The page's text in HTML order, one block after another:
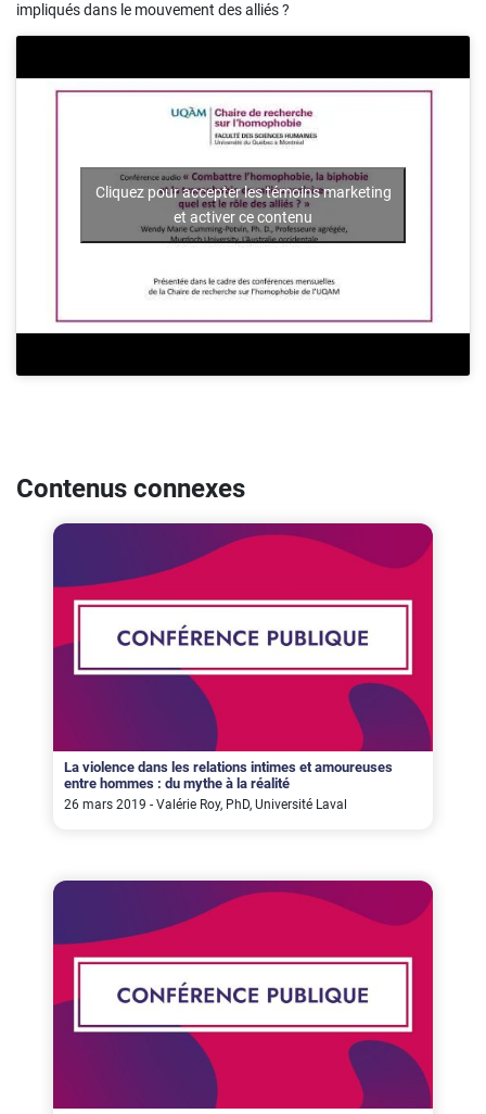
impliqués dans le mouvement des alliés ?
Cliquez pour accepter les témoins marketing
et activer ce contenu
Contenus connexes
La violence dans les relations intimes et amoureuses
entre hommes : du mythe à la réalité
26 mars 2019 - Valérie Roy, PhD, Université Laval